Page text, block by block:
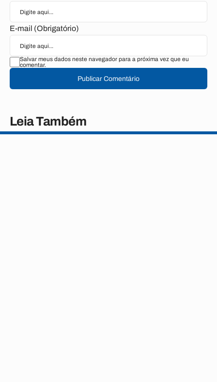
E-mail (Obrigatório)
Salvar meus dados neste navegador para a próxima vez que eu
comentar.
Publicar Comentário
Leia Também